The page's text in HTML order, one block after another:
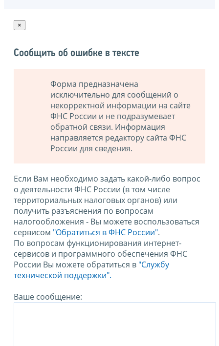
×
Сообщить об ошибке в тексте
Форма предназначена
исключительно для сообщений о
некорректной информации на сайте
ФНС России и не подразумевает
обратной связи. Информация
направляется редактору сайта ФНС
России для сведения.
Если Вам необходимо задать какой-либо вопрос
о деятельности ФНС России (в том числе
территориальных налоговых органов) или
получить разъяснения по вопросам
налогообложения - Вы можете воспользоваться
сервисом "Обратиться в ФНС России".
По вопросам функционирования интернет-
сервисов и программного обеспечения ФНС
России Вы можете обратиться в "Службу
технической поддержки".
Ваше сообщение: